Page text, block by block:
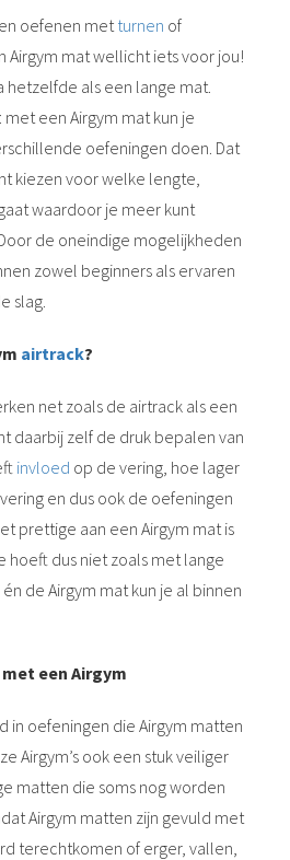
oefenen met turnen of
Airgym mat wellicht iets voor jou!
hetzelfde als een lange mat.
met een Airgym mat kun je
oefeningen doen. Dat
kiezen voor welke lengte,
waardoor je meer kunt
de oneindige mogelijkheden
zowel beginners als ervaren
slag.
airtrack?
net zoals de airtrack als een
daarbij zelf de druk bepalen van
invloed op de vering, hoe lager
en dus ook de oefeningen
prettige aan een Airgym mat is
hoeft dus niet zoals met lange
de Airgym mat kun je al binnen
een Airgym
in oefeningen die Airgym matten
Airgym’s ook een stuk veiliger
matten die soms nog worden
Airgym matten zijn gevuld met
terechtkomen of erger, vallen,